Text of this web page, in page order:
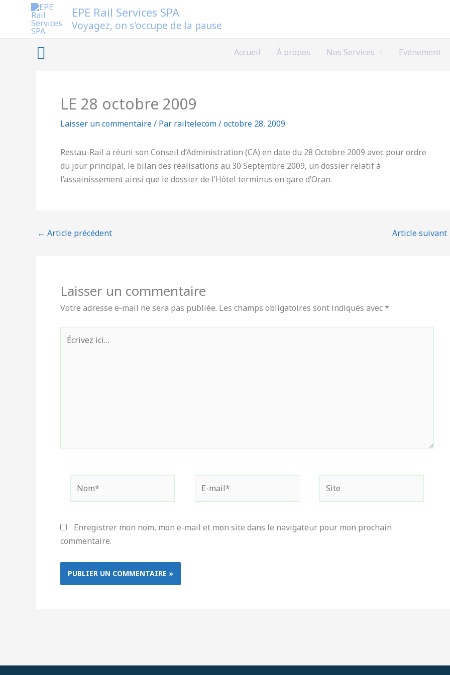
EPE Rail Services SPA
Voyagez, on s'occupe de la pause
Rechercher Accueil À propos Nos Services Evénement
LE 28 octobre 2009
Laisser un commentaire/ Par railtelecom/octobre 28, 2009
Restau-Rail a réuni son Conseil d’Administration (CA) en date du 28 Octobre 2009 avec pour ordre
du jour principal, le bilan des réalisations au 30 Septembre 2009, un dossier relatif à
l’assainissement ainsi que le dossier de l’Hôtel terminus en gare d’Oran.
← Article précédent Article suivant
Laisser un commentaire
Votre adresse e-mail ne sera pas publiée. Les champs obligatoires sont indiqués avec*
Écrivez
ici…
mail*
Enregistrer mon nom, mon e-mail et mon site dans le navigateur pour mon prochain
commentaire.